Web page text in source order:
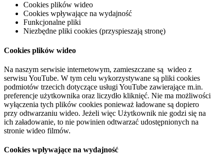
Cookies plików wideo
Cookies wpływające na wydajność
Funkcjonalne pliki
Niezbędne pliki cookies (przyspieszają stronę)
Cookies plików wideo
Na naszym serwisie internetowym, zamieszczane są wideo z
serwisu YouTube. W tym celu wykorzystywane są pliki cookies
podmiotów trzecich dotyczące usługi YouTube zawierające m.in.
preferencje użytkownika oraz liczydło kliknięć. Nie ma możliwości
wyłączenia tych plików cookies ponieważ ładowane są dopiero
przy odtwarzaniu wideo. Jeżeli więc Użytkownik nie godzi się na
ich załadowanie, to nie powinien odtwarzać udostępnionych na
stronie wideo filmów.
Cookies wpływające na wydajność